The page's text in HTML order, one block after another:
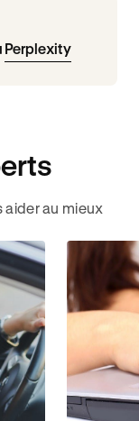
Perplexity
aider au mieux